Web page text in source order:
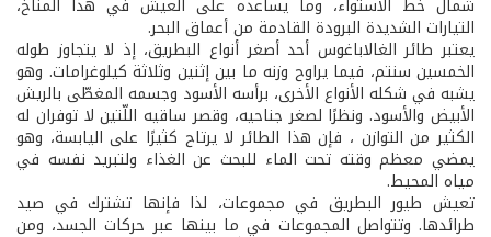
التيارات الشديدة البرودة القادمة من أعماق البحر.
يعتبر طائر الغالاباغوس أحد أصغر أنواع البطريق، إذ لا يتجاوز طوله
الخمسين سنتم، فيما يراوح وزنه ما بين إثنين وثلاثة كيلوغرامات. وهو
يشبه في شكله الأنواع الأخرى، برأسه الأسود وجسمه المغطّى بالريش
الأبيض والأسود. ونظرًا لصغر جناحيه، وقصر ساقيه اللّتين لا توفران له
الكثير من التوازن ، فإن هذا الطائر لا يرتاح كثيرًا على اليابسة، وهو
يمضي معظم وقته تحت الماء للبحث عن الغذاء ولتبريد نفسه في
مياه المحيط.
تعيش طيور البطريق في مجموعات، لذا فإنها تشترك في صيد
طرائدها. وتتواصل المجموعات في ما بينها عبر حركات الجسد، ومن